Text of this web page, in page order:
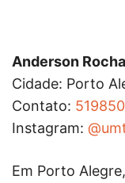
Anderson Rocha
Cidade: Porto
Contato:
Instagram:
Em Porto